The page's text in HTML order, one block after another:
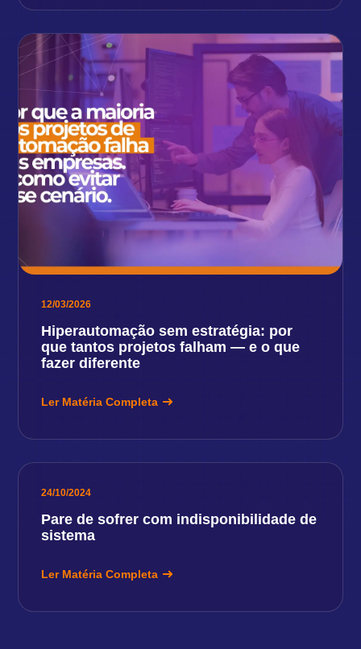
12/03/2026
Hiperautomação sem estratégia: por
que tantos projetos falham — e o que
fazer diferente
Ler Matéria Completa
24/10/2024
Pare de sofrer com indisponibilidade de
sistema
Ler Matéria Completa